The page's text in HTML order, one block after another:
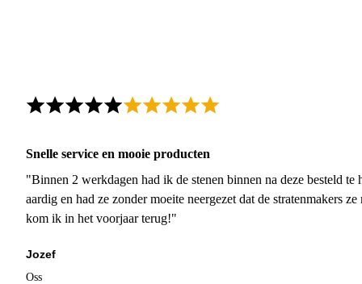
Snelle service en mooie producten
"Binnen 2 werkdagen had ik de stenen binnen na deze besteld
aardig en had ze zonder moeite neergezet dat de stratenmakers
kom ik in het voorjaar terug!"
Jozef
Oss